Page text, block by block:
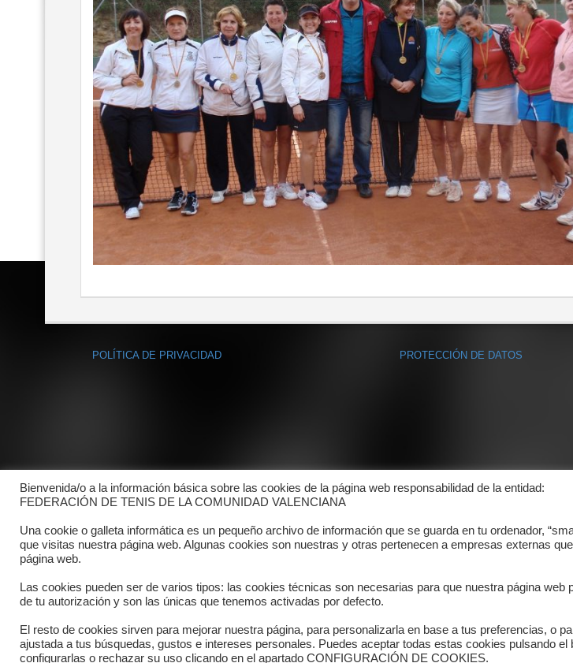
POLÍTICA DE PRIVACIDAD PROTECCIÓN DE DATOS
Copyright © 2025 FTCV
Bienvenida/o a la información básica sobre las cookies de la página web responsabilidad de la entidad:
FEDERACIÓN DE TENIS DE LA COMUNIDAD VALENCIANA
Una cookie o galleta informática es un pequeño archivo de información que se guarda en tu ordenador,
que visitas nuestra página web. Algunas cookies son nuestras y otras pertenecen a empresas externas
página web.
Las cookies pueden ser de varios tipos: las cookies técnicas son necesarias para que nuestra página web
de tu autorización y son las únicas que tenemos activadas por defecto.
El resto de cookies sirven para mejorar nuestra página, para personalizarla en base a tus preferencias, o
ajustada a tus búsquedas, gustos e intereses personales. Puedes aceptar todas estas cookies pulsando el
configurarlas o rechazar su uso clicando en el apartado CONFIGURACIÓN DE COOKIES.